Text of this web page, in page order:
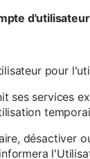
pour
ses services
désactiver